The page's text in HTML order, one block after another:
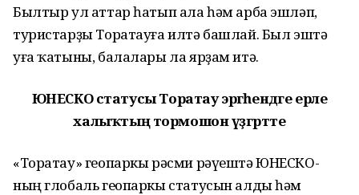
Былтыр ул аттар һатып ала һәм арба эшләп,
туристарҙы Торатауға илтә башлай. Был эштә
уға ҡатыны, балалары ла ярҙам итә.
ЮНЕСКО статусы Торатау эргәһендәге ерле
халыҡтың тормошон үҙгәртте
«Торатау» геопаркы рәсми рәүештә ЮНЕСКО-
ның глобаль геопаркы статусын алды һәм